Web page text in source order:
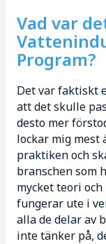
Vad var
Program?
Det var faktiskt
att det skulle
desto mer
lockar mig
praktiken och
branschen som
mycket teori
fungerar ute i
alla de delar av
inte tänker på,